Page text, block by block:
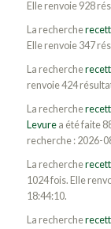
Elle renvoie 928
La recherche
Elle renvoie 347
La recherche
renvoie 424
La recherche
Levurea été faite
recherche : 2026-
La recherche
1024 fois. Elle
18:44:10.
La recherche